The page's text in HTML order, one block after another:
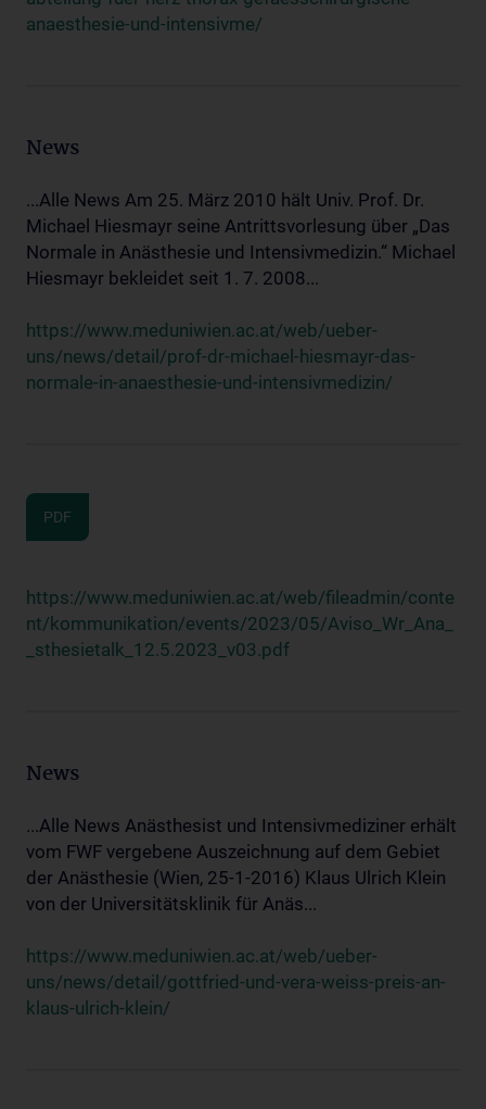
anaesthesie-und-intensivme/
News
...Alle News Am 25. März 2010 hält Univ. Prof. Dr.
Michael Hiesmayr seine Antrittsvorlesung über „Das
Normale in Anästhesie und Intensivmedizin.“ Michael
Hiesmayr bekleidet seit 1. 7. 2008...
https://www.meduniwien.ac.at/web/ueber-
uns/news/detail/prof-dr-michael-hiesmayr-das-
normale-in-anaesthesie-und-intensivmedizin/
PDF
https://www.meduniwien.ac.at/web/fileadmin/conte
nt/kommunikation/events/2023/05/Aviso_Wr_Ana_
_sthesietalk_12.5.2023_v03.pdf
News
...Alle News Anästhesist und Intensivmediziner erhält
vom FWF vergebene Auszeichnung auf dem Gebiet
der Anästhesie (Wien, 25-1-2016) Klaus Ulrich Klein
von der Universitätsklinik für Anäs...
https://www.meduniwien.ac.at/web/ueber-
uns/news/detail/gottfried-und-vera-weiss-preis-an-
klaus-ulrich-klein/